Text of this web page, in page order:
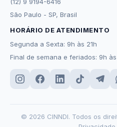
São Paulo - SP, Brasil
HORÁRIO DE ATENDIMENTO
Segunda a Sexta: 9h às 21h
Final de semana e feriados: 9h
© 2026 CINNDI. Todos os